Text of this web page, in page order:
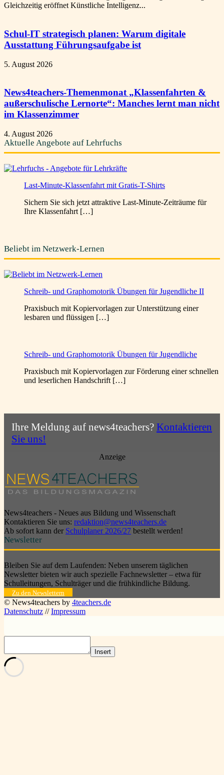
Gleichzeitig eröffnet Künstliche Intelligenz...
Schul-IT strategisch planen: Warum digitale
Ausstattung Führungsaufgabe ist
5. August 2026
News4teachers-Themenmonat „Klassenfahrten &
außerschulische Lernorte“: Manches lernt man nicht
im Klassenzimmer
4. August 2026
Aktuelle Angebote auf Lehrfuchs
Last-Minute-Klassenfahrt mit Gratis-T-Shirts
Sichern Sie sich jetzt attraktive Last-Minute-Zeiträume für
Ihre Klassenfahrt […]
Beliebt im Netzwerk-Lernen
Schreib- und Graphomotorik Übungen für Jugendliche II
Praxisbuch mit Kopiervorlagen zur Unterstützung einer
lesbaren und flüssigen […]
Schreib- und Graphomotorik Übungen für Jugendliche
Praxisbuch mit Kopiervorlagen zur Förderung einer schnellen
und leserlichen Handschrift […]
Ihre Meldung auf news4teachers? Kontaktieren
Sie uns!
Anzeige
News4teachers - Neues aus Bildung und Wissenschaft
Kontaktieren Sie uns: redaktion@news4teachers.de
Ab sofort kann der Schulplaner 2026/27 bestellt werden!
Newsletter
Bleiben Sie auf dem Laufenden: Neben unserem täglichen
Newsletter bieten wir auch spezielle Fachnewsletter – etwa für
Schulleitungen, Schulträger und die frühkindliche Bildung.
Zu den Newslettern
© News4teachers by 4teachers.de
Datenschutz //Impressum
Insert